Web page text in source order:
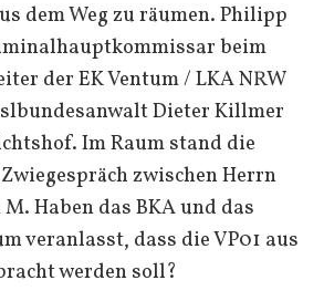
dem Weg zu räumen. Philipp
beim
der EK Ventum / LKA NRW
Dieter Killmer
Im Raum stand die
zwischen Herrn
Haben das BKA und das
veranlasst, dass die VP01 aus
werden soll?